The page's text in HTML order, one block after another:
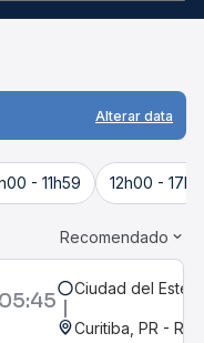
Alterar data
- 11h59 12h00 -
Recomendado
Ciudad del Este,
Curitiba, PR -